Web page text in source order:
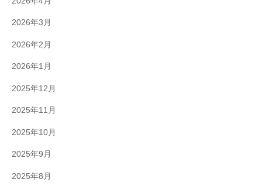
2026年3月
2026年2月
2026年1月
2025年12月
2025年11月
2025年10月
2025年9月
2025年8月